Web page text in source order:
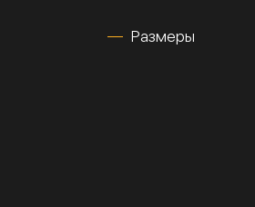
Размеры